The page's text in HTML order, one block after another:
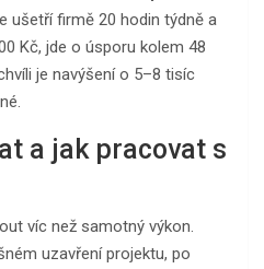
ušetří firmě 20 hodin týdně a
Kč, jde o úsporu kolem 48
je navýšení o 5–8 tisíc
a jak pracovat s
víc než samotný výkon.
uzavření projektu, po